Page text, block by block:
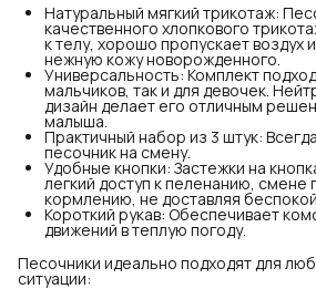
Натуральный мягкий трикотаж:
качественного хлопкового
к телу, хорошо пропускает воздух
нежную кожу новорожденного.
Универсальность: Комплект
мальчиков, так и для девочек.
дизайн делает его отличным
малыша.
Практичный набор из 3 штук:
песочник на смену.
Удобные кнопки: Застежки на
легкий доступ к пеленанию, смене
кормлению, не доставляя
Короткий рукав: Обеспечивает
движений в теплую погоду.
Песочники идеально подходят для
ситуации: